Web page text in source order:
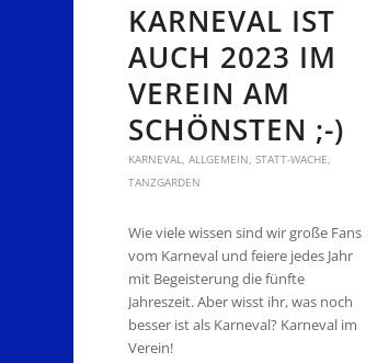
KARNEVAL IST
AUCH 2023 IM
VEREIN AM
SCHÖNSTEN ;-)
KARNEVAL,ALLGEMEIN,STATT-WACHE,
TANZGARDEN
Wie viele wissen sind wir große Fans
vom Karneval und feiere jedes Jahr
mit Begeisterung die fünfte
Jahreszeit. Aber wisst ihr, was noch
besser ist als Karneval? Karneval im
Verein!